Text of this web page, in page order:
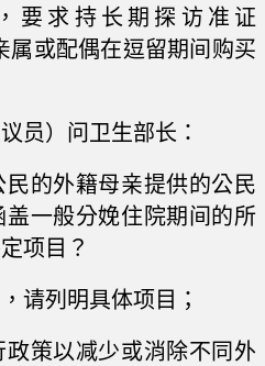
要求持长期探访准证
属或配偶在逗留期间购买
员）问卫生部长：
民的外籍母亲提供的公民
一般分娩住院期间的所
项目？
请列明具体项目；
政策以减少或消除不同外